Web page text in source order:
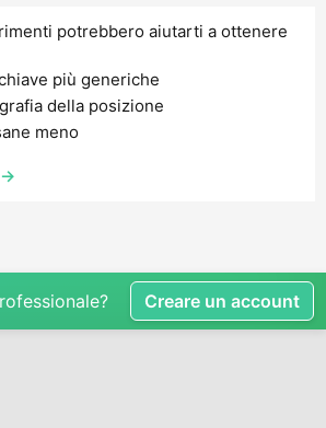
potrebbero aiutarti a ottenere
più generiche
della posizione
meno
→
Creare un account